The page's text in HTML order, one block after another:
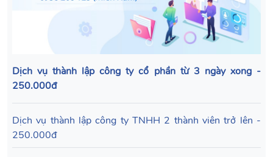
Dịch vụ thành lập công ty cổ phần từ 3 ngày xong -
250.000đ
Dịch vụ thành lập công ty TNHH 2 thành viên trở lên -
250.000đ